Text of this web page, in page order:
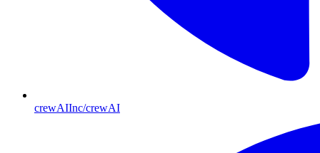
crewAIInc/crewAI